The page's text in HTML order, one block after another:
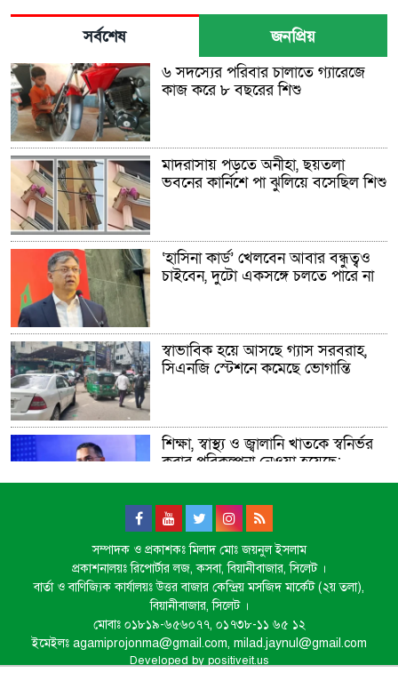
সর্বশেষ জনপ্রিয়
৬ সদস্যের পরিবার চালাতে গ্যারেজে
কাজ করে ৮ বছরের শিশু
মাদরাসায় পড়তে অনীহা, ছয়তলা
ভবনের কার্নিশে পা ঝুলিয়ে বসেছিল শিশু
‘হাসিনা কার্ড’ খেলবেন আবার বন্ধুত্বও
চাইবেন, দুটো একসঙ্গে চলতে পারে না
স্বাভাবিক হয়ে আসছে গ্যাস সরবরাহ,
সিএনজি স্টেশনে কমেছে ভোগান্তি
শিক্ষা, স্বাস্থ্য ও জ্বালানি খাতকে স্বনির্ভর
করার পরিকল্পনা নেওয়া হয়েছে:
প্রধানমন্ত্রী
ডিজিটাল দস্যুতা
শিক্ষায় উল্টো স্রোত, বাড়ছে শিক্ষার্থী
ঝরে পড়ার হার
সম্পাদক ও প্রকাশকঃ মিলাদ মোঃ জয়নুল ইসলাম
প্রকাশনালয়ঃ রিপোর্টার লজ, কসবা, বিয়ানীবাজার, সিলেট ।
বার্তা ও বাণিজ্যিক কার্যালয়ঃ উত্তর বাজার কেন্দ্রিয় মসজিদ মার্কেট (২য় তলা),
বিয়ানীবাজার, সিলেট ।
মোবাঃ ০১৮১৯-৬৫৬০৭৭, ০১৭৩৮-১১ ৬৫ ১২
ইমেইলঃ agamiprojonma@gmail.com, milad.jaynul@gmail.com
Developed by positiveit.us